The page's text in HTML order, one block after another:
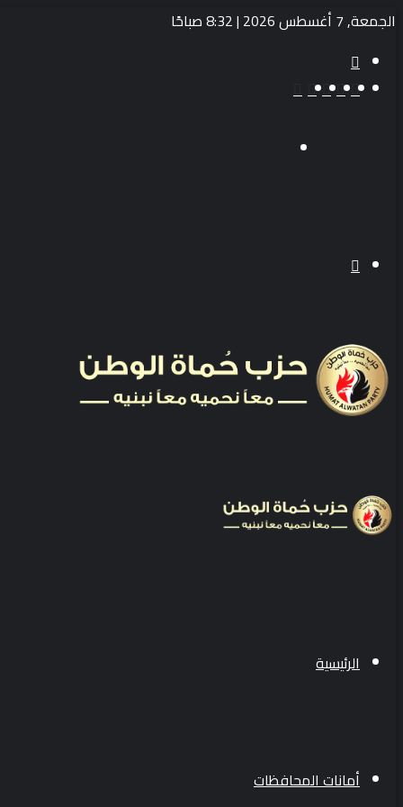
الجمعة, 7 أغسطس 2026 | 8:32 صباحًا
بحث
عن
‫TikTok
انستقرام
يوتيوب
تويترفيسبوك
بحث
عن
الرئيسية
أمانات المحافظات